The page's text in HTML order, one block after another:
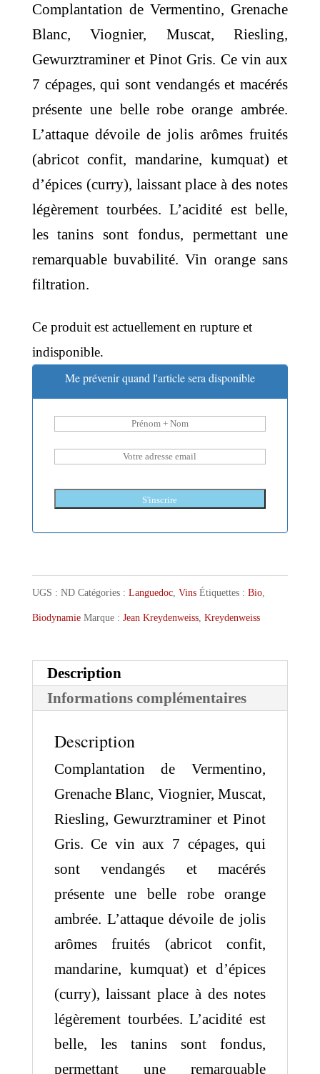
Complantation de Vermentino, Grenache
Blanc, Viognier, Muscat, Riesling,
Gewurztraminer et Pinot Gris. Ce vin aux
7 cépages, qui sont vendangés et macérés
présente une belle robe orange ambrée.
L’attaque dévoile de jolis arômes fruités
(abricot confit, mandarine, kumquat) et
d’épices (curry), laissant place à des notes
légèrement tourbées. L’acidité est belle,
les tanins sont fondus, permettant une
remarquable buvabilité. Vin orange sans
filtration.
Ce produit est actuellement en rupture et
indisponible.
Me prévenir quand l'article sera disponible
S'inscrire
UGS : ND Catégories : Languedoc, Vins Étiquettes : Bio,
Biodynamie Marque : Jean Kreydenweiss, Kreydenweiss
Description
Informations complémentaires
Description
Complantation de Vermentino,
Grenache Blanc, Viognier, Muscat,
Riesling, Gewurztraminer et Pinot
Gris. Ce vin aux 7 cépages, qui
sont vendangés et macérés
présente une belle robe orange
ambrée. L’attaque dévoile de jolis
arômes fruités (abricot confit,
mandarine, kumquat) et d’épices
(curry), laissant place à des notes
légèrement tourbées. L’acidité est
belle, les tanins sont fondus,
permettant une remarquable